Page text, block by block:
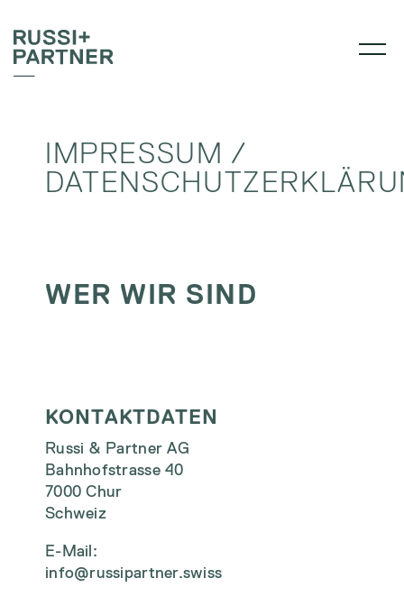
IMPRESSUM /
WER WIR SIND
KONTAKTDATEN
Russi & Partner AG
Bahnhofstrasse 40
7000 Chur
Schweiz
E-Mail:
info@russipartner.swiss